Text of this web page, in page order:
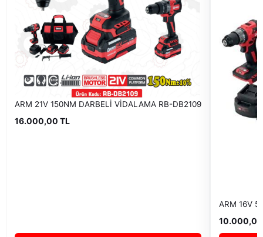
ARM 21V 150NM DARBELİ VİDALAMA RB-DB2109
16.000,00 TL
ARM 16V
10.000,00